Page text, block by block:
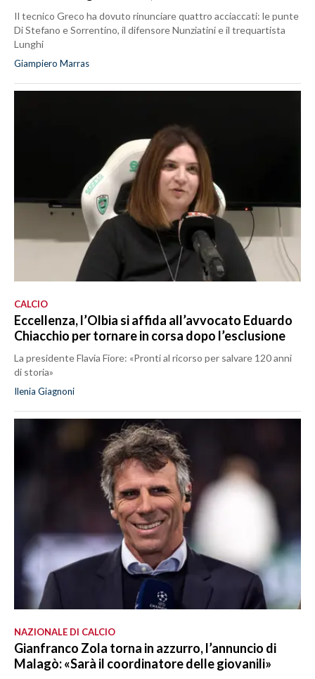
Il tecnico Greco ha dovuto rinunciare quattro acciaccati: le punte
Di Stefano e Sorrentino, il difensore Nunziatini e il trequartista
Lunghi
Giampiero Marras
CALCIO
Eccellenza, l’Olbia si affida all’avvocato Eduardo
Chiacchio per tornare in corsa dopo l’esclusione
La presidente Flavia Fiore: «Pronti al ricorso per salvare 120 anni
di storia»
Ilenia Giagnoni
NAZIONALE DI CALCIO
Gianfranco Zola torna in azzurro, l’annuncio di
Malagò: «Sarà il coordinatore delle giovanili»